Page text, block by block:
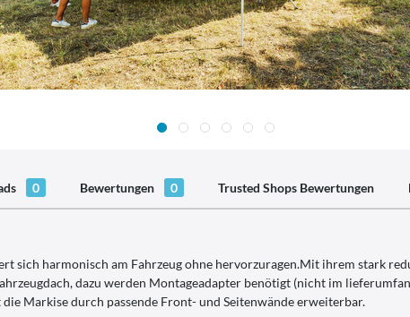
0 Bewertungen 0 Trusted Shops Bewertungen
sich harmonisch am Fahrzeug ohne hervorzuragen.Mit ihrem stark
dazu werden Montageadapter benötigt (nicht im
Markise durch passende Front- und Seitenwände erweiterbar.